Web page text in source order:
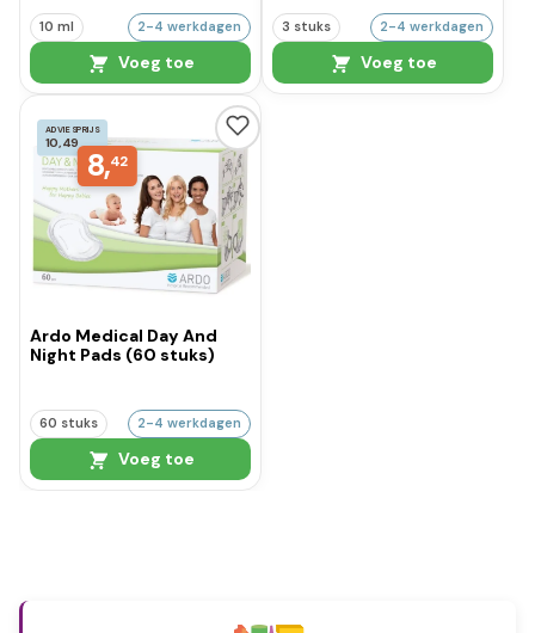
10 ml 2-4 werkdagen
Voeg toe
3 stuks 2-4 werkdagen
Voeg toe
ADVIESPRIJS
10,49
8,42
Ardo Medical Day And
Night Pads (60 stuks)
60 stuks 2-4 werkdagen
Voeg toe